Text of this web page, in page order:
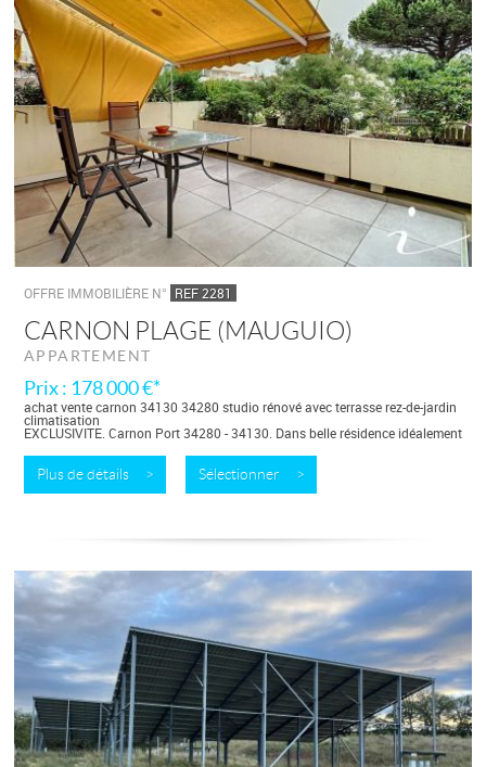
OFFRE IMMOBILIÈRE N° REF 2281
CARNON PLAGE (MAUGUIO)
APPARTEMENT
Prix : 178 000 €*
achat vente carnon 34130 34280 studio rénové avec terrasse rez-de-jardin
climatisation
EXCLUSIVITE. Carnon Port 34280 - 34130. Dans belle résidence idéalement
Plus de détails > Sélectionner >